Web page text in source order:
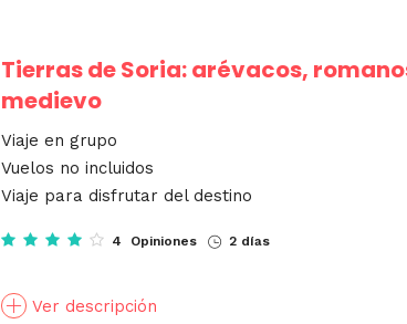
Tierras de Soria: arévacos,
medievo
Viaje en grupo
Vuelos no incluidos
Viaje para disfrutar del destino
4 Opiniones 2 días
Ver descripción